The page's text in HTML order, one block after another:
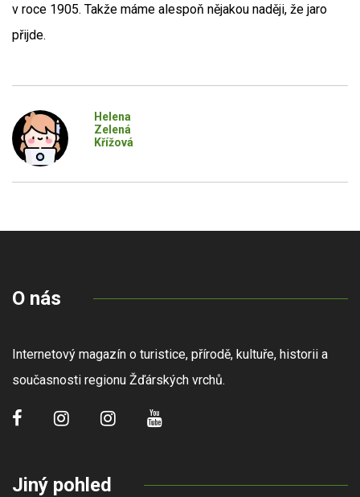
v roce 1905. Takže máme alespoň nějakou naději, že jaro
přijde.
Helena
Zelená
Křížová
O nás
Internetový magazín o turistice, přírodě, kultuře, historii a
současnosti regionu Žďárských vrchů.
Jiný pohled